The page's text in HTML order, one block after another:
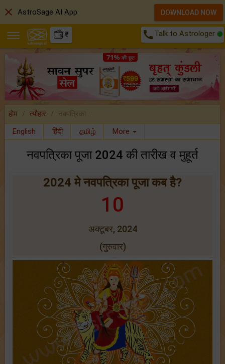
₹ call Talk to Astrologer
होम त्यौहार
नवपत्रिका ..
English
हिंदी தமிழ் More
नवपत्रिका पूजा 2024 की तारीख व मुहूर्त
2024 मे नवपत्रिका पूजा कब है?
10
अक्टूबर, 2024
(गुरुवार)
close AstroSage AI App DOWNLOAD NOW